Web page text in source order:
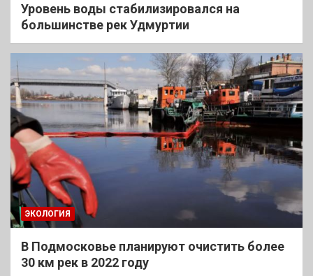
Уровень воды стабилизировался на
большинстве рек Удмуртии
ЭКОЛОГИЯ
В Подмосковье планируют очистить более
30 км рек в 2022 году